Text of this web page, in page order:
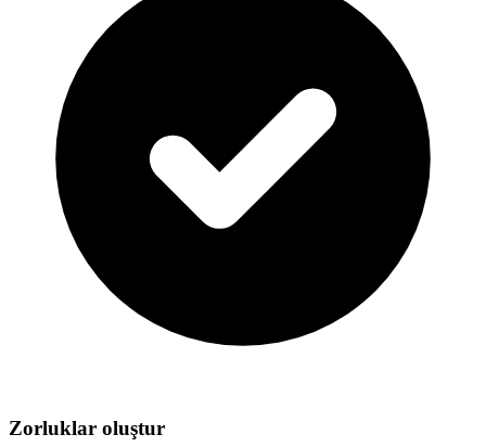
Zorluklar oluştur